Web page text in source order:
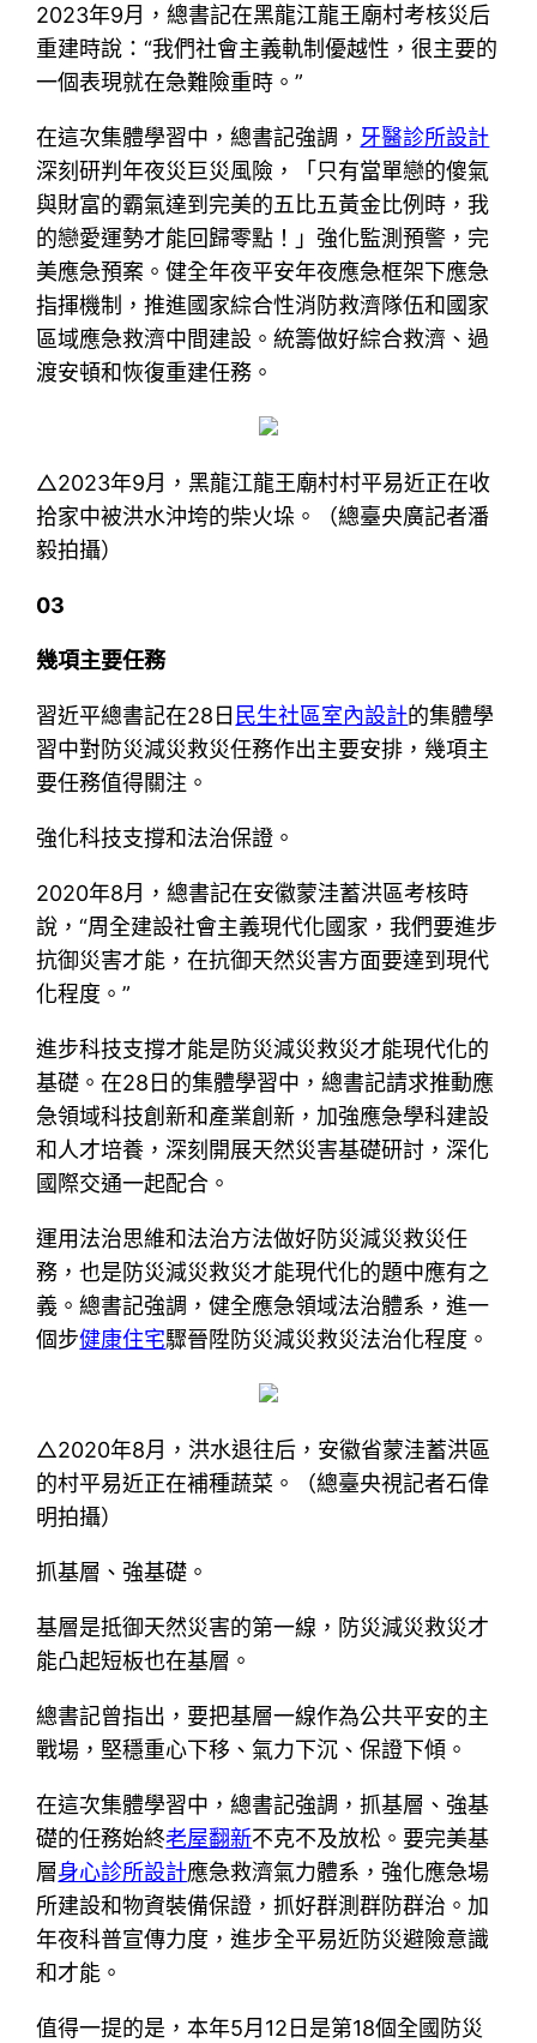
2023年9月，總書記在黑龍江龍王廟村考核災后
重建時說：“我們社會主義軌制優越性，很主要的
一個表現就在急難險重時。”
在這次集體學習中，總書記強調， 牙醫診所設計
深刻研判年夜災巨災風險，「只有當單戀的傻氣
與財富的霸氣達到完美的五比五黃金比例時，我
的戀愛運勢才能回歸零點！」強化監測預警，完
美應急預案。健全年夜平安年夜應急框架下應急
指揮機制，推進國家綜合性消防救濟隊伍和國家
區域應急救濟中間建設。統籌做好綜合救濟、過
渡安頓和恢復重建任務。
△2023年9月，黑龍江龍王廟村村平易近正在收
拾家中被洪水沖垮的柴火垛。（總臺央廣記者潘
毅拍攝）
03
幾項主要任務
習近平總書記在28日 民生社區室內設計的集體學
習中對防災減災救災任務作出主要安排，幾項主
要任務值得關注。
強化科技支撐和法治保證。
2020年8月，總書記在安徽蒙洼蓄洪區考核時
說，“周全建設社會主義現代化國家，我們要進步
抗御災害才能，在抗御天然災害方面要達到現代
化程度。”
進步科技支撐才能是防災減災救災才能現代化的
基礎。在28日的集體學習中，總書記請求推動應
急領域科技創新和產業創新，加強應急學科建設
和人才培養，深刻開展天然災害基礎研討，深化
國際交通一起配合。
運用法治思維和法治方法做好防災減災救災任
務，也是防災減災救災才能現代化的題中應有之
義。總書記強調，健全應急領域法治體系，進一
個步健康住宅驟晉陞防災減災救災法治化程度。
△2020年8月，洪水退往后，安徽省蒙洼蓄洪區
的村平易近正在補種蔬菜。（總臺央視記者石偉
明拍攝）
抓基層、強基礎。
基層是抵御天然災害的第一線，防災減災救災才
能凸起短板也在基層。
總書記曾指出，要把基層一線作為公共平安的主
戰場，堅穩重心下移、氣力下沉、保證下傾。
在這次集體學習中，總書記強調，抓基層、強基
礎的任務始終老屋翻新不克不及放松。要完美基
層身心診所設計應急救濟氣力體系，強化應急場
所建設和物資裝備保證，抓好群測群防群治。加
年夜科普宣傳力度，進步全平易近防災避險意識
和才能。
值得一提的是，本年5月12日是第18個全國防災